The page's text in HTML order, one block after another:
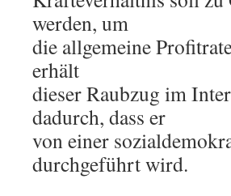
werden, um
die allgemeine
erhält
dieser Raubzug im
dadurch, dass er
von einer
durchgeführt wird.